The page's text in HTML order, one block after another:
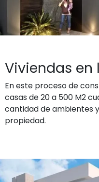
Viviendas en
En este proceso de
casas de 20 a 500 M2
cantidad de ambientes
propiedad.